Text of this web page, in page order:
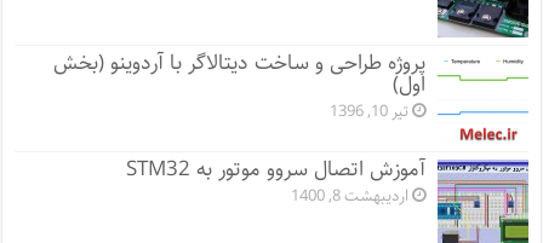
پروژه طراحی و ساخت دیتالاگر با آردوینو (بخش
اول)
تیر 10, 1396
آموزش اتصال سروو موتور به STM32
اردیبهشت 8, 1400